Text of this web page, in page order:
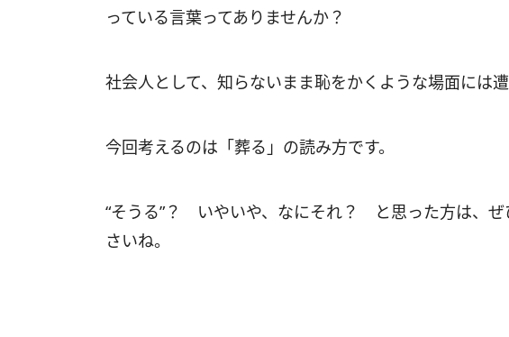
っている言葉ってありませんか？
社会人として、知らないまま恥をかくような場面には
今回考えるのは「葬る」の読み方です。
“そうる”？ いやいや、なにそれ？ と思った方は、ぜ
さいね。